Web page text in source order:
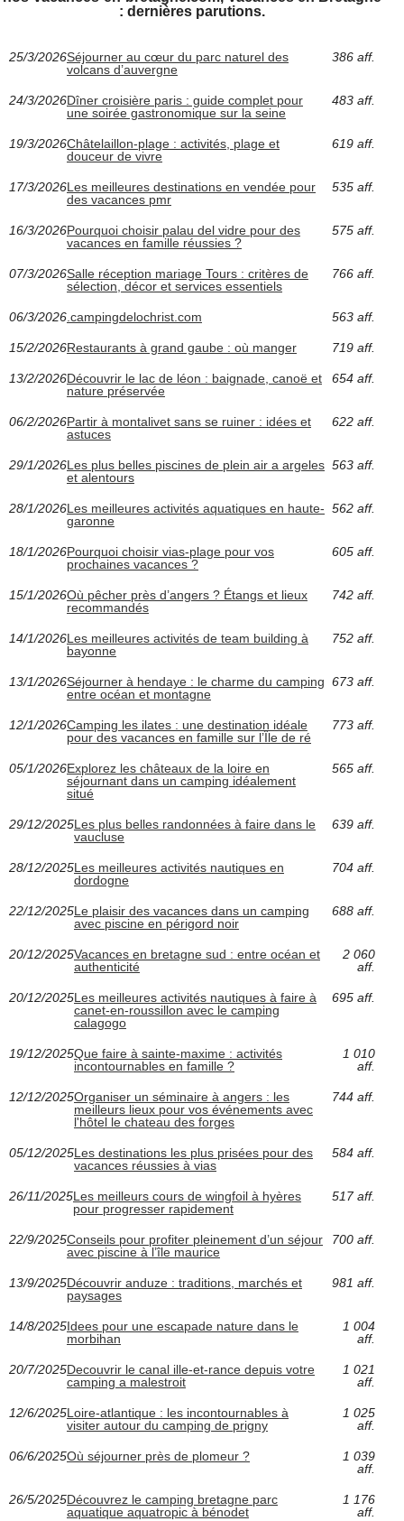
: dernières parutions.
25/3/2026Séjourner au cœur du parc naturel des
volcans d’auvergne
386 aff.
24/3/2026Dîner croisière paris : guide complet pour
une soirée gastronomique sur la seine
483 aff.
19/3/2026Châtelaillon-plage : activités, plage et
douceur de vivre
619 aff.
17/3/2026Les meilleures destinations en vendée pour
des vacances pmr
535 aff.
16/3/2026Pourquoi choisir palau del vidre pour des
vacances en famille réussies ?
575 aff.
07/3/2026Salle réception mariage Tours : critères de
sélection, décor et services essentiels
766 aff.
06/3/2026.campingdelochrist.com 563 aff.
15/2/2026Restaurants à grand gaube : où manger 719 aff.
13/2/2026Découvrir le lac de léon : baignade, canoë et
nature préservée
654 aff.
06/2/2026Partir à montalivet sans se ruiner : idées et
astuces
622 aff.
29/1/2026Les plus belles piscines de plein air a argeles
et alentours
563 aff.
28/1/2026Les meilleures activités aquatiques en haute-
garonne
562 aff.
18/1/2026Pourquoi choisir vias-plage pour vos
prochaines vacances ?
605 aff.
15/1/2026Où pêcher près d’angers ? Étangs et lieux
recommandés
742 aff.
14/1/2026Les meilleures activités de team building à
bayonne
752 aff.
13/1/2026Séjourner à hendaye : le charme du camping
entre océan et montagne
673 aff.
12/1/2026Camping les ilates : une destination idéale
pour des vacances en famille sur l’Île de ré
773 aff.
05/1/2026Explorez les châteaux de la loire en
séjournant dans un camping idéalement
situé
565 aff.
29/12/2025Les plus belles randonnées à faire dans le
vaucluse
639 aff.
28/12/2025Les meilleures activités nautiques en
dordogne
704 aff.
22/12/2025Le plaisir des vacances dans un camping
avec piscine en périgord noir
688 aff.
20/12/2025Vacances en bretagne sud : entre océan et
authenticité
2 060
aff.
20/12/2025Les meilleures activités nautiques à faire à
canet-en-roussillon avec le camping
calagogo
695 aff.
19/12/2025Que faire à sainte-maxime : activités
incontournables en famille ?
1 010
aff.
12/12/2025Organiser un séminaire à angers : les
meilleurs lieux pour vos événements avec
l'hôtel le chateau des forges
744 aff.
05/12/2025Les destinations les plus prisées pour des
vacances réussies à vias
584 aff.
26/11/2025Les meilleurs cours de wingfoil à hyères
pour progresser rapidement
517 aff.
22/9/2025Conseils pour profiter pleinement d’un séjour
avec piscine à l’île maurice
700 aff.
13/9/2025Découvrir anduze : traditions, marchés et
paysages
981 aff.
14/8/2025Idees pour une escapade nature dans le
morbihan
1 004
aff.
20/7/2025Decouvrir le canal ille-et-rance depuis votre
camping a malestroit
1 021
aff.
12/6/2025Loire-atlantique : les incontournables à
visiter autour du camping de prigny
1 025
aff.
06/6/2025Où séjourner près de plomeur ?
1 039
aff.
26/5/2025Découvrez le camping bretagne parc
aquatique aquatropic à bénodet
1 176
aff.